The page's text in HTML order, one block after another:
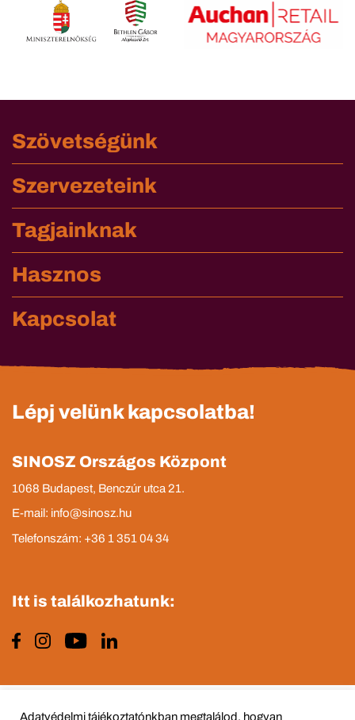
Szövetségünk
Szervezeteink
Tagjainknak
Hasznos
Kapcsolat
Lépj velünk kapcsolatba!
SINOSZ Országos Központ
1068 Budapest, Benczúr utca 21.
E-mail: info@sinosz.hu
Telefonszám: +36 1 351 04 34
Itt is találkozhatunk:
Impresszum Adatvédelmi tájékoztató
Adatvédelmi tájékoztatónkban megtalálod, hogyan